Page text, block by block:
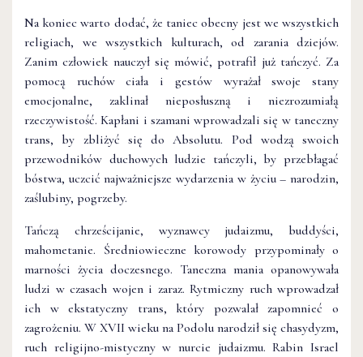
Na koniec warto dodać, że taniec obecny jest we wszystkich
religiach, we wszystkich kulturach, od zarania dziejów.
Zanim człowiek nauczył się mówić, potrafił już tańczyć. Za
pomocą ruchów ciała i gestów wyrażał swoje stany
emocjonalne, zaklinał nieposłuszną i niezrozumiałą
rzeczywistość. Kapłani i szamani wprowadzali się w taneczny
trans, by zbliżyć się do Absolutu. Pod wodzą swoich
przewodników duchowych ludzie tańczyli, by przebłagać
bóstwa, uczcić najważniejsze wydarzenia w życiu – narodzin,
zaślubiny, pogrzeby.
Tańczą chrześcijanie, wyznawcy judaizmu, buddyści,
mahometanie. Średniowieczne korowody przypominały o
marności życia doczesnego. Taneczna mania opanowywała
ludzi w czasach wojen i zaraz. Rytmiczny ruch wprowadzał
ich w ekstatyczny trans, który pozwalał zapomnieć o
zagrożeniu. W XVII wieku na Podolu narodził się chasydyzm,
ruch religijno-mistyczny w nurcie judaizmu. Rabin Israel